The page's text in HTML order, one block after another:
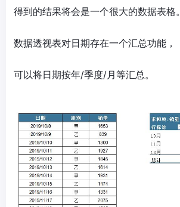
得到的结果将会是一个很大的数据表格。
数据透视表对日期存在一个汇总功能，
可以将日期按年/季度/月等汇总。